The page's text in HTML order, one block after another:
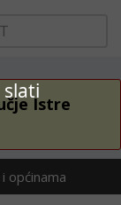
Istre
općinama